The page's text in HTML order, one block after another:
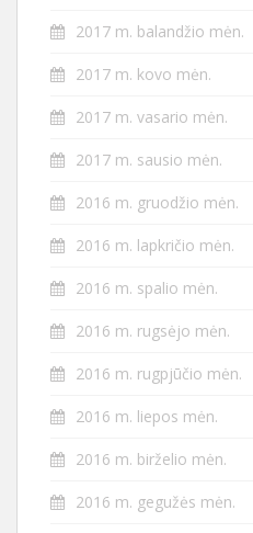
2017 m. balandžio mėn.
2017 m. kovo mėn.
2017 m. vasario mėn.
2017 m. sausio mėn.
2016 m. gruodžio mėn.
2016 m. lapkričio mėn.
2016 m. spalio mėn.
2016 m. rugsėjo mėn.
2016 m. rugpjūčio mėn.
2016 m. liepos mėn.
2016 m. birželio mėn.
2016 m. gegužės mėn.